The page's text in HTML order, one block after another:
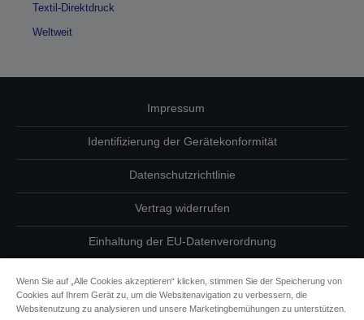
Textil-Direktdruck
Weltweit
Impressum
Identifizierung der Gerätekonformität
Datenschutzrichtlinie
Vertrag widerrufen
Einhaltung der EU-Datenverordnung
Informationen zu Cookies
Wenn Sie auf „Alle Cookies akzeptieren“ klicken, stimmen Sie der Speicherung von
Cookies auf Ihrem Gerät zu, um die Websitenavigation zu verbessern, die
Websitenutzung zu analysieren und unsere Marketingbemühungen zu unterstützen.